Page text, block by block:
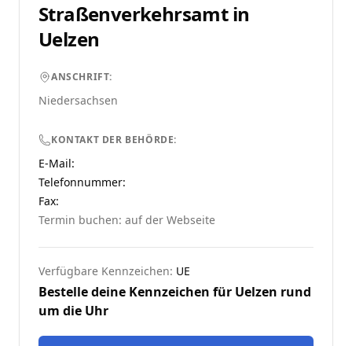
Straßenverkehrsamt in
Uelzen
ANSCHRIFT:
Niedersachsen
KONTAKT DER BEHÖRDE:
E-Mail:
Telefonnummer:
Fax:
Termin buchen: auf der Webseite
Verfügbare Kennzeichen: UE
Bestelle deine Kennzeichen für Uelzen rund
um die Uhr